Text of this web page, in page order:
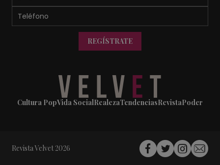
REGÍSTRATE
Cultura PopVida SocialRealezaTendenciasRevistaPoder
Revista Velvet 2026